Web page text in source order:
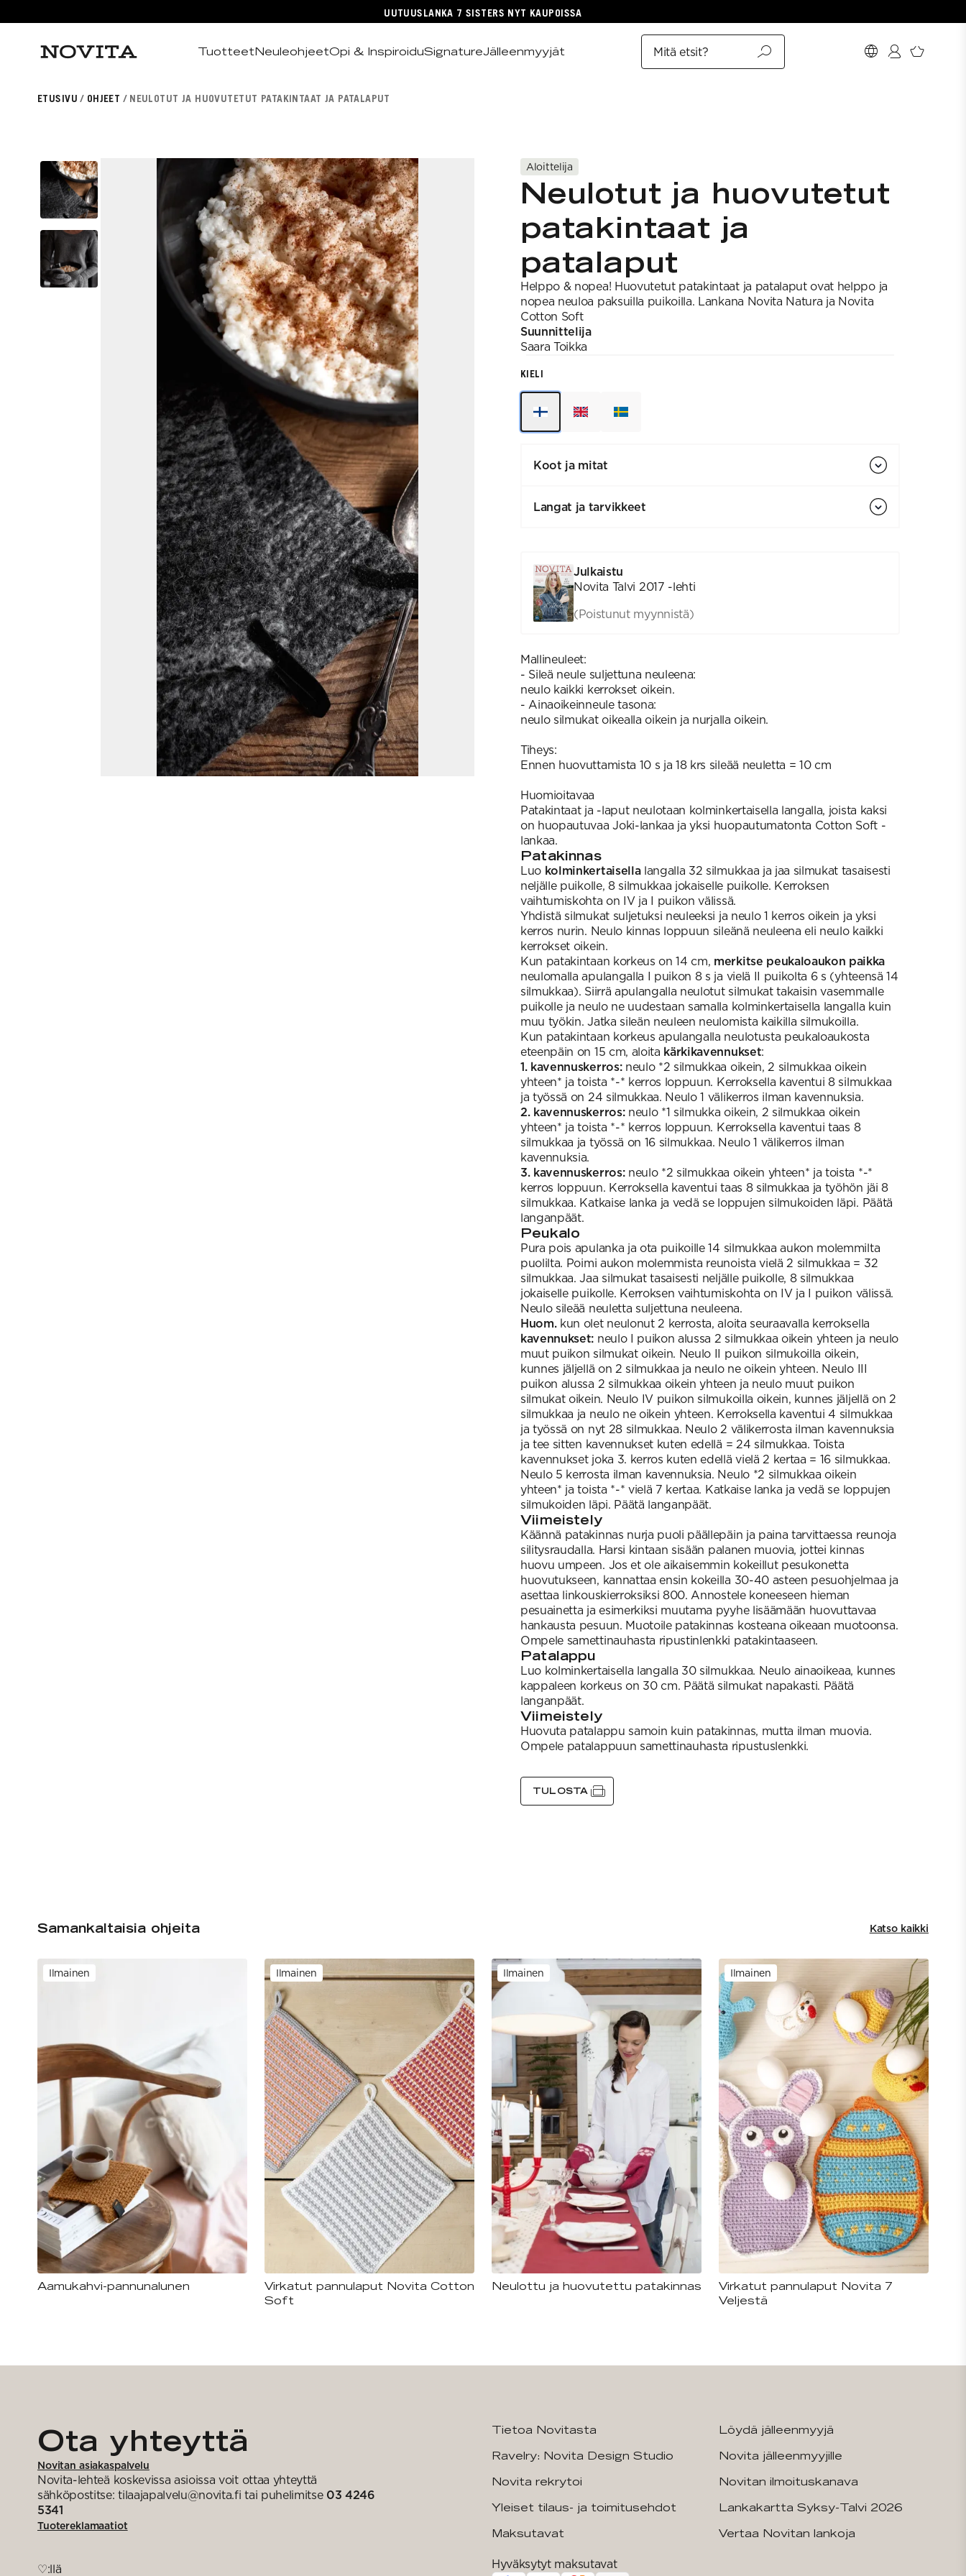
UUTUUSLANKA 7 SISTERS NYT KAUPOISSA
TuotteetNeuleohjeetOpi & InspiroiduSignatureJälleenmyyjät Mitä etsit?
ETUSIVU OHJEET NEULOTUT JA HUOVUTETUT PATAKINTAAT JA PATALAPUT
Aloittelija
Neulotut ja huovutetut
patakintaat ja
patalaput
Helppo & nopea! Huovutetut patakintaat ja patalaput ovat helppo ja
nopea neuloa paksuilla puikoilla. Lankana Novita Natura ja Novita
Cotton Soft
Suunnittelija
Saara Toikka
KIELI
Koot ja mitat
Langat ja tarvikkeet
Julkaistu
Novita Talvi 2017 -lehti
(Poistunut myynnistä)
Mallineuleet:
- Sileä neule suljettuna neuleena:
neulo kaikki kerrokset oikein.
- Ainaoikeinneule tasona:
neulo silmukat oikealla oikein ja nurjalla oikein.
Tiheys:
Ennen huovuttamista 10 s ja 18 krs sileää neuletta = 10 cm
Huomioitavaa
Patakintaat ja -laput neulotaan kolminkertaisella langalla, joista kaksi
on huopautuvaa Joki-lankaa ja yksi huopautumatonta Cotton Soft -
lankaa.
Patakinnas
Luo kolminkertaisellalangalla 32 silmukkaa ja jaa silmukat tasaisesti
neljälle puikolle, 8 silmukkaa jokaiselle puikolle. Kerroksen
vaihtumiskohta on IV ja I puikon välissä.
Yhdistä silmukat suljetuksi neuleeksi ja neulo 1 kerros oikein ja yksi
kerros nurin. Neulo kinnas loppuun sileänä neuleena eli neulo kaikki
kerrokset oikein.
Kun patakintaan korkeus on 14 cm, merkitse peukaloaukon paikka
neulomalla apulangalla I puikon 8 s ja vielä II puikolta 6 s (yhteensä 14
silmukkaa). Siirrä apulangalla neulotut silmukat takaisin vasemmalle
puikolle ja neulo ne uudestaan samalla kolminkertaisella langalla kuin
muu työkin. Jatka sileän neuleen neulomista kaikilla silmukoilla.
Kun patakintaan korkeus apulangalla neulotusta peukaloaukosta
eteenpäin on 15 cm, aloita kärkikavennukset:
1. kavennuskerros:neulo *2 silmukkaa oikein, 2 silmukkaa oikein
yhteen* ja toista *-* kerros loppuun. Kerroksella kaventui 8 silmukkaa
ja työssä on 24 silmukkaa. Neulo 1 välikerros ilman kavennuksia.
2. kavennuskerros:neulo *1 silmukka oikein, 2 silmukkaa oikein
yhteen* ja toista *-* kerros loppuun. Kerroksella kaventui taas 8
silmukkaa ja työssä on 16 silmukkaa. Neulo 1 välikerros ilman
kavennuksia.
3. kavennuskerros:neulo *2 silmukkaa oikein yhteen* ja toista *-*
kerros loppuun. Kerroksella kaventui taas 8 silmukkaa ja työhön jäi 8
silmukkaa. Katkaise lanka ja vedä se loppujen silmukoiden läpi. Päätä
langanpäät.
Peukalo
Pura pois apulanka ja ota puikoille 14 silmukkaa aukon molemmilta
puolilta. Poimi aukon molemmista reunoista vielä 2 silmukkaa = 32
silmukkaa. Jaa silmukat tasaisesti neljälle puikolle, 8 silmukkaa
jokaiselle puikolle. Kerroksen vaihtumiskohta on IV ja I puikon välissä.
Neulo sileää neuletta suljettuna neuleena.
Huom.kun olet neulonut 2 kerrosta, aloita seuraavalla kerroksella
kavennukset: neulo I puikon alussa 2 silmukkaa oikein yhteen ja neulo
muut puikon silmukat oikein. Neulo II puikon silmukoilla oikein,
kunnes jäljellä on 2 silmukkaa ja neulo ne oikein yhteen. Neulo III
puikon alussa 2 silmukkaa oikein yhteen ja neulo muut puikon
silmukat oikein. Neulo IV puikon silmukoilla oikein, kunnes jäljellä on 2
silmukkaa ja neulo ne oikein yhteen. Kerroksella kaventui 4 silmukkaa
ja työssä on nyt 28 silmukkaa. Neulo 2 välikerrosta ilman kavennuksia
ja tee sitten kavennukset kuten edellä = 24 silmukkaa. Toista
kavennukset joka 3. kerros kuten edellä vielä 2 kertaa = 16 silmukkaa.
Neulo 5 kerrosta ilman kavennuksia. Neulo *2 silmukkaa oikein
yhteen* ja toista *-* vielä 7 kertaa. Katkaise lanka ja vedä se loppujen
silmukoiden läpi. Päätä langanpäät.
Viimeistely
Käännä patakinnas nurja puoli päällepäin ja paina tarvittaessa reunoja
silitysraudalla. Harsi kintaan sisään palanen muovia, jottei kinnas
huovu umpeen. Jos et ole aikaisemmin kokeillut pesukonetta
huovutukseen, kannattaa ensin kokeilla 30-40 asteen pesuohjelmaa ja
asettaa linkouskierroksiksi 800. Annostele koneeseen hieman
pesuainetta ja esimerkiksi muutama pyyhe lisäämään huovuttavaa
hankausta pesuun. Muotoile patakinnas kosteana oikeaan muotoonsa.
Ompele samettinauhasta ripustinlenkki patakintaaseen.
Patalappu
Luo kolminkertaisella langalla 30 silmukkaa. Neulo ainaoikeaa, kunnes
kappaleen korkeus on 30 cm. Päätä silmukat napakasti. Päätä
langanpäät.
Viimeistely
Huovuta patalappu samoin kuin patakinnas, mutta ilman muovia.
Ompele patalappuun samettinauhasta ripustuslenkki.
TULOSTA
Samankaltaisia ohjeita Katso kaikki
Ilmainen
Aamukahvi-pannunalunen
Ilmainen
Virkatut pannulaput Novita Cotton
Soft
Ilmainen
Neulottu ja huovutettu patakinnas
Ilmainen
Virkatut pannulaput Novita 7
Veljestä
Ota yhteyttä
Novitan asiakaspalvelu
Novita-lehteä koskevissa asioissa voit ottaa yhteyttä
sähköpostitse: tilaajapalvelu@novita.fi tai puhelimitse 03 4246
5341
Tuotereklamaatiot
♡:llä
Tietoa Novitasta
Ravelry: Novita Design Studio
Novita rekrytoi
Yleiset tilaus- ja toimitusehdot
Maksutavat
Löydä jälleenmyyjä
Novita jälleenmyyjille
Novitan ilmoituskanava
Lankakartta Syksy-Talvi 2026
Vertaa Novitan lankoja
Hyväksytyt maksutavat